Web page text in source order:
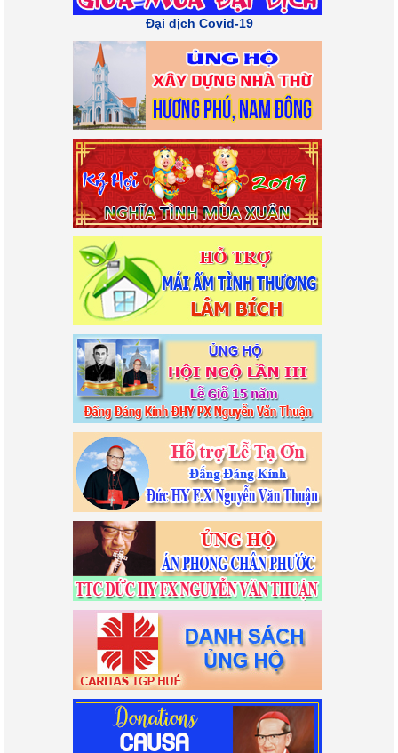
Đại dịch Covid-19